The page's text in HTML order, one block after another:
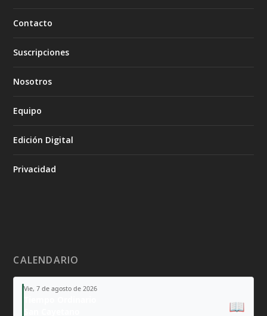
Contacto
Suscripciones
Nosotros
Equipo
Edición Digital
Privacidad
CALENDARIO
Vie, 7 de agosto de 2026
📖